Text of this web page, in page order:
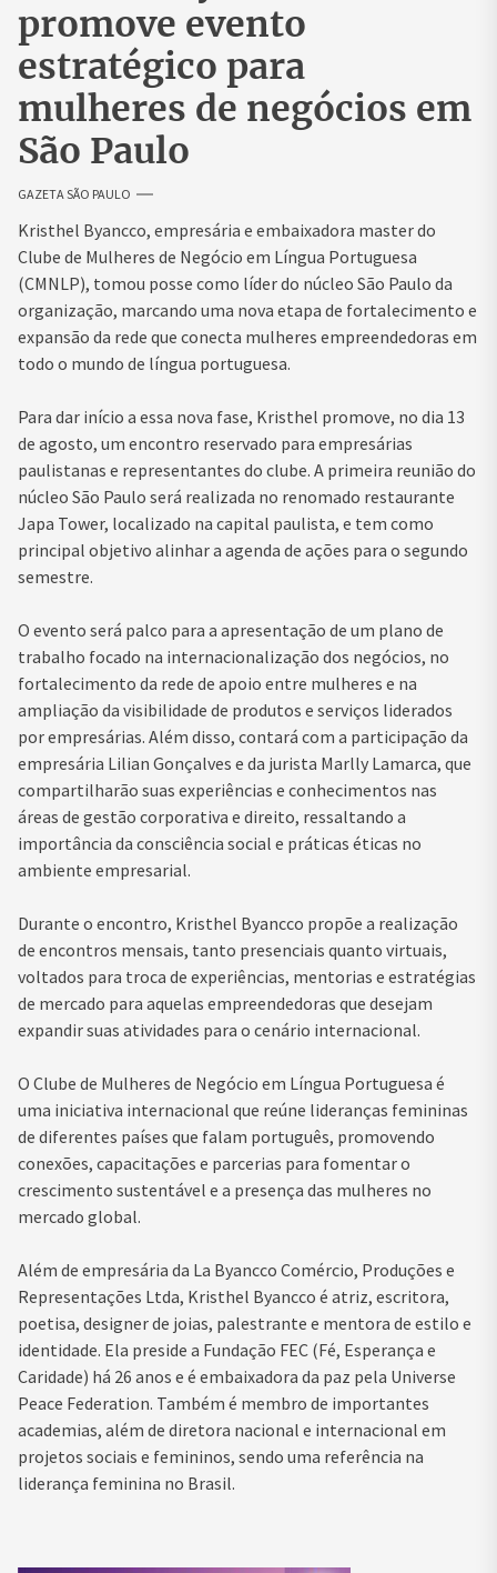
promove evento
estratégico para
mulheres de negócios em
São Paulo
GAZETA SÃO PAULO
Kristhel Byancco, empresária e embaixadora master do
Clube de Mulheres de Negócio em Língua Portuguesa
(CMNLP), tomou posse como líder do núcleo São Paulo da
organização, marcando uma nova etapa de fortalecimento e
expansão da rede que conecta mulheres empreendedoras em
todo o mundo de língua portuguesa.
Para dar início a essa nova fase, Kristhel promove, no dia 13
de agosto, um encontro reservado para empresárias
paulistanas e representantes do clube. A primeira reunião do
núcleo São Paulo será realizada no renomado restaurante
Japa Tower, localizado na capital paulista, e tem como
principal objetivo alinhar a agenda de ações para o segundo
semestre.
O evento será palco para a apresentação de um plano de
trabalho focado na internacionalização dos negócios, no
fortalecimento da rede de apoio entre mulheres e na
ampliação da visibilidade de produtos e serviços liderados
por empresárias. Além disso, contará com a participação da
empresária Lilian Gonçalves e da jurista Marlly Lamarca, que
compartilharão suas experiências e conhecimentos nas
áreas de gestão corporativa e direito, ressaltando a
importância da consciência social e práticas éticas no
ambiente empresarial.
Durante o encontro, Kristhel Byancco propõe a realização
de encontros mensais, tanto presenciais quanto virtuais,
voltados para troca de experiências, mentorias e estratégias
de mercado para aquelas empreendedoras que desejam
expandir suas atividades para o cenário internacional.
O Clube de Mulheres de Negócio em Língua Portuguesa é
uma iniciativa internacional que reúne lideranças femininas
de diferentes países que falam português, promovendo
conexões, capacitações e parcerias para fomentar o
crescimento sustentável e a presença das mulheres no
mercado global.
Além de empresária da La Byancco Comércio, Produções e
Representações Ltda, Kristhel Byancco é atriz, escritora,
poetisa, designer de joias, palestrante e mentora de estilo e
identidade. Ela preside a Fundação FEC (Fé, Esperança e
Caridade) há 26 anos e é embaixadora da paz pela Universe
Peace Federation. Também é membro de importantes
academias, além de diretora nacional e internacional em
projetos sociais e femininos, sendo uma referência na
liderança feminina no Brasil.